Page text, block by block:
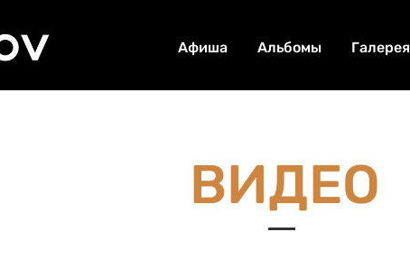
Афиша Альбомы Галерея
ВИДЕО